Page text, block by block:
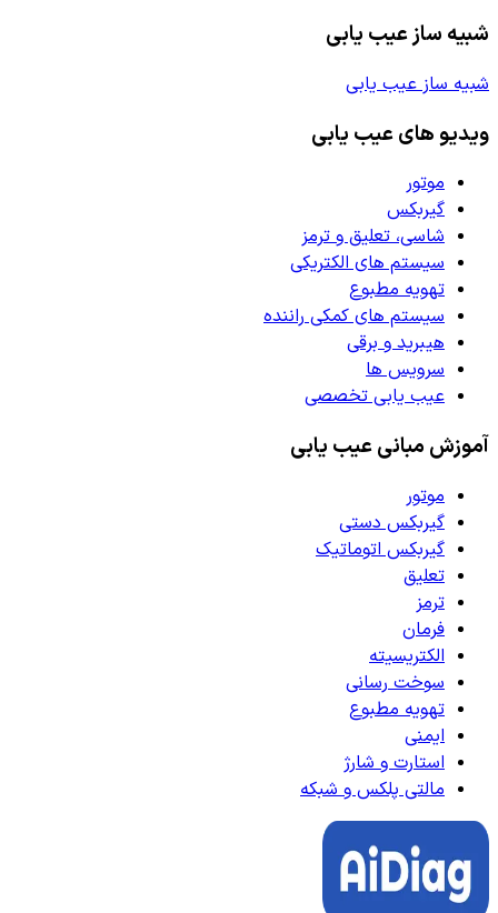
شبیه ساز عیب یابی
شبیه ساز عیب یابی
ویدیو های عیب یابی
موتور
گیربکس
شاسی، تعلیق و ترمز
سیستم های الکتریکی
تهویه مطبوع
سیستم های کمکی راننده
هیبرید و برقی
سرویس ها
عیب یابی تخصصی
آموزش مبانی عیب یابی
موتور
گیربکس دستی
گیربکس اتوماتیک
تعلیق
ترمز
فرمان
الکتریسیته
سوخت رسانی
تهویه مطبوع
ایمنی
استارت و شارژ
مالتی پلکس و شبکه